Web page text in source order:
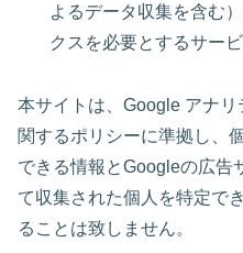
よるデータ収集を含む
クスを必要とするサー
本サイトは、Google アナ
関するポリシーに準拠し、
できる情報とGoogleの広告
て収集された個人を特定で
ることは致しません。